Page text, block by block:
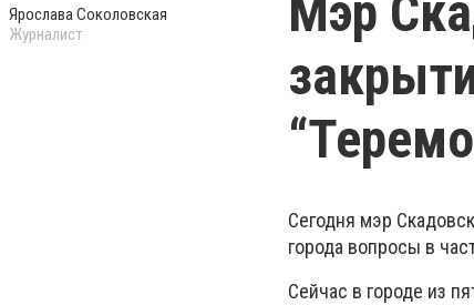
Ярослава Соколовская
Журналист
Мэр
Сегодня мэр
города вопросы в
Сейчас в городе из